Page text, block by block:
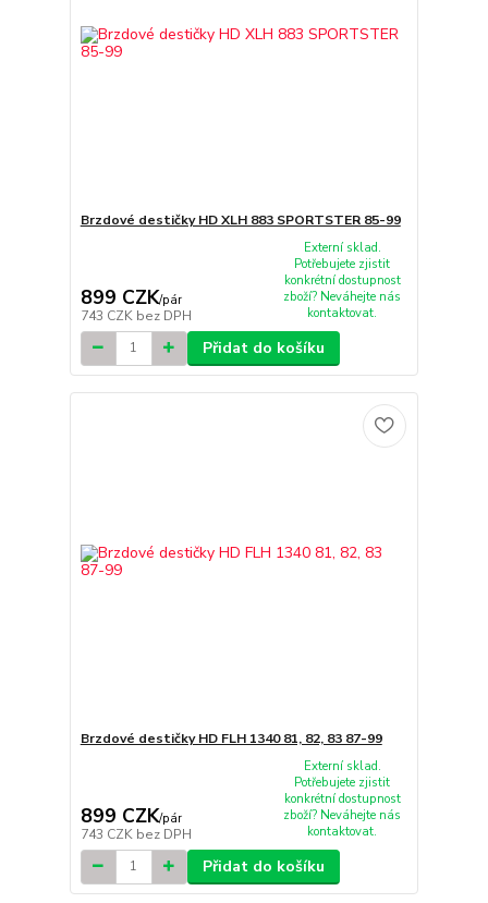
Brzdové destičky HD XLH 883 SPORTSTER 85-99
899 CZK/pár
743 CZK bez DPH
Externí sklad.
Potřebujete zjistit
konkrétní dostupnost
zboží? Neváhejte nás
kontaktovat.
Přidat do košíku
Brzdové destičky HD FLH 1340 81, 82, 83 87-99
899 CZK/pár
743 CZK bez DPH
Externí sklad.
Potřebujete zjistit
konkrétní dostupnost
zboží? Neváhejte nás
kontaktovat.
Přidat do košíku